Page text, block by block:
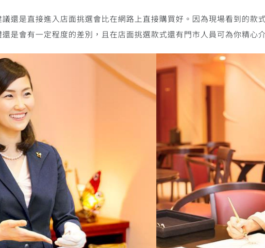
還是直接進入店面挑選會比在網路上直接購買好。因為現場看到的款
是會有一定程度的差別，且在店面挑選款式還有門市人員可為你精心